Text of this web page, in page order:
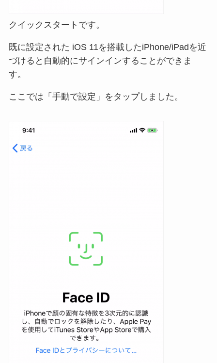
クイックスタートです。
既に設定された iOS 11を搭載したiPhone/iPadを近
づけると自動的にサインインすることができま
す。
ここでは「手動で設定」をタップしました。